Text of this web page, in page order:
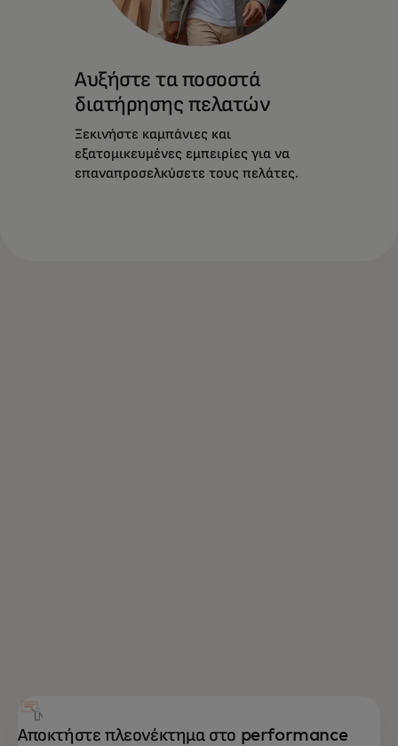
Αυξήστε τα ποσοστά
διατήρησης πελατών
Ξεκινήστε καμπάνιες και
εξατομικευμένες εμπειρίες για να
επαναπροσελκύσετε τους πελάτες.
Αποκτήστε πλεονέκτημα στο performance